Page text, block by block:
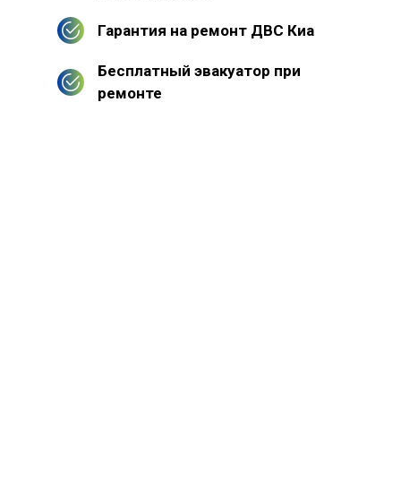
Гарантия на ремонт ДВС Киа
Бесплатный эвакуатор при
ремонте